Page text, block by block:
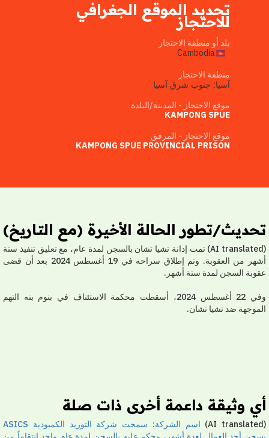
تحديد الموقع الجغرافي
للاحتجاز
بلد أو منطقة الاحتجاز
Cambodia
منطقة الاحتجاز
آسيا: جنوب شرق آسيا
موقع الاحتجاز - المدينة/البلدة
KAMPONG SPUE
موقع الاحتجاز - المرفق
KAMPONG SPUE PROVINCIAL PRISON
تطور الحالة الأخيرة (مع التاريخ)
(AI translated) تمت إدانة تشيا تشان بالسجن لمدة عام، مع تعليق تنفيذ ستة
أشهر من العقوبة. وتم إطلاق سراحه في 19 أغسطس 2024 بعد أن قضى
السجن لمدة ستة أشهر.
وفي 22 أغسطس 2024، أسقطت محكمة الاستئناف في بنوم بنه التهم
ضد تشيا تشان.
وثيقة داعمة أخرى ذات صلة
اسم الشركة: سمحت شركة التوريد الكمبودية ASICS